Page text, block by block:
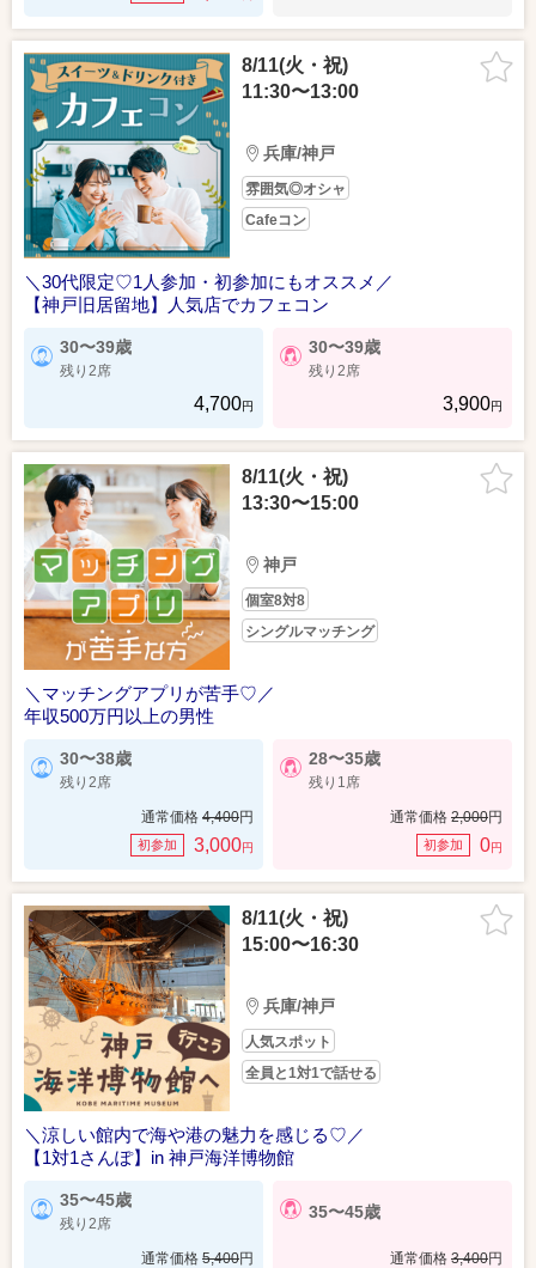
8/11(火・祝)
11:30〜13:00
兵庫/神戸
雰囲気◎オシャ
Cafeコン
＼30代限定♡1人参加・初参加にもオススメ／
【神戸旧居留地】人気店でカフェコン
30〜39歳
残り2席
4,700円
30〜39歳
残り2席
3,900円
8/11(火・祝)
13:30〜15:00
神戸
個室8対8
シングルマッチング
＼マッチングアプリが苦手♡／
年収500万円以上の男性
30〜38歳
残り2席
通常価格 4,400円
初参加 3,000円
28〜35歳
残り1席
通常価格 2,000円
初参加 0円
8/11(火・祝)
15:00〜16:30
兵庫/神戸
人気スポット
全員と1対1で話せる
＼涼しい館内で海や港の魅力を感じる♡／
【1対1さんぽ】in 神戸海洋博物館
35〜45歳
残り2席
通常価格 5,400円
35〜45歳
通常価格 3,400円